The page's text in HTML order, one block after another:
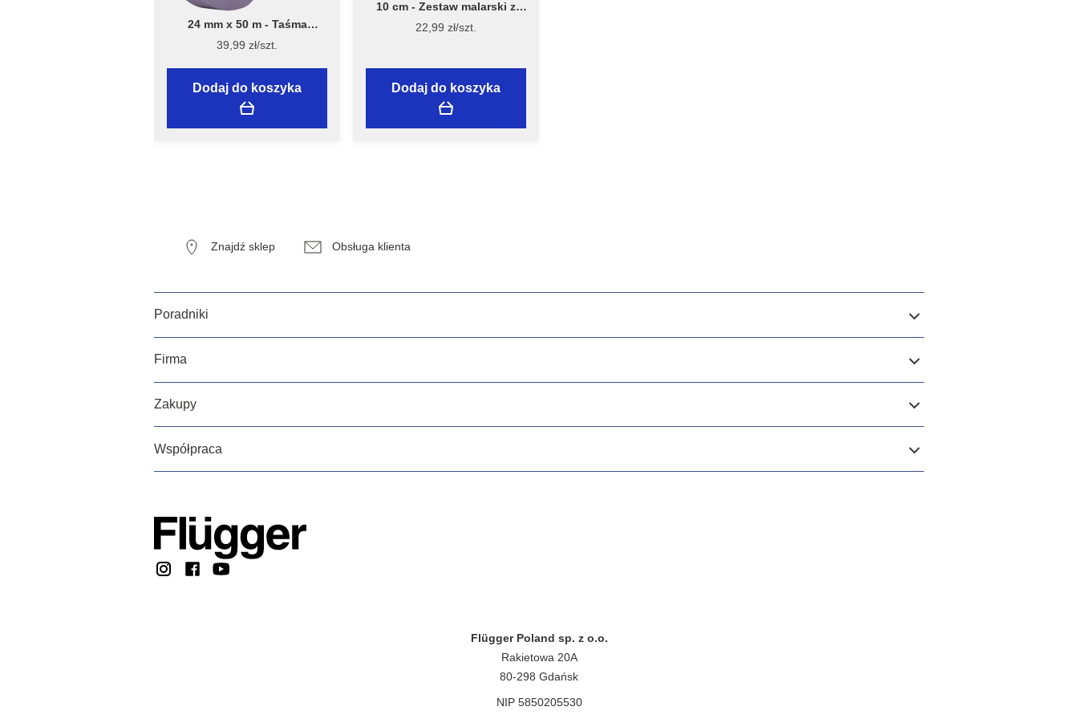
24 mm x 50 m - Taśma
Malarska Speciality Sensitive
Surfaces - Flügger
39,99 zł/szt.
Dodaj do koszyka
10 cm - Zestaw malarski z
wałkiem Welur 10 cm, model
7981 – Flügger
22,99 zł/szt.
Dodaj do koszyka
Znajdź sklep Obsługa klienta
Poradniki
Firma
Zakupy
Współpraca
Flügger Poland sp. z o.o.
Rakietowa 20A
80-298 Gdańsk
NIP 5850205530